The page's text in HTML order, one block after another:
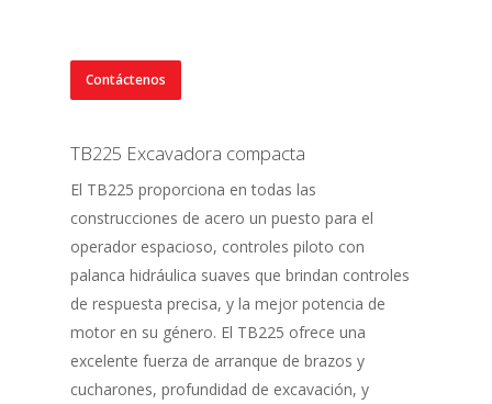
Contáctenos
TB225 Excavadora compacta
El TB225 proporciona en todas las
construcciones de acero un puesto para el
operador espacioso, controles piloto con
palanca hidráulica suaves que brindan controles
de respuesta precisa, y la mejor potencia de
motor en su género. El TB225 ofrece una
excelente fuerza de arranque de brazos y
cucharones, profundidad de excavación, y